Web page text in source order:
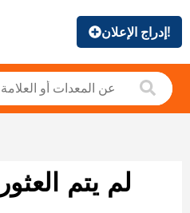
إدراج الإعلان!
لم يتم